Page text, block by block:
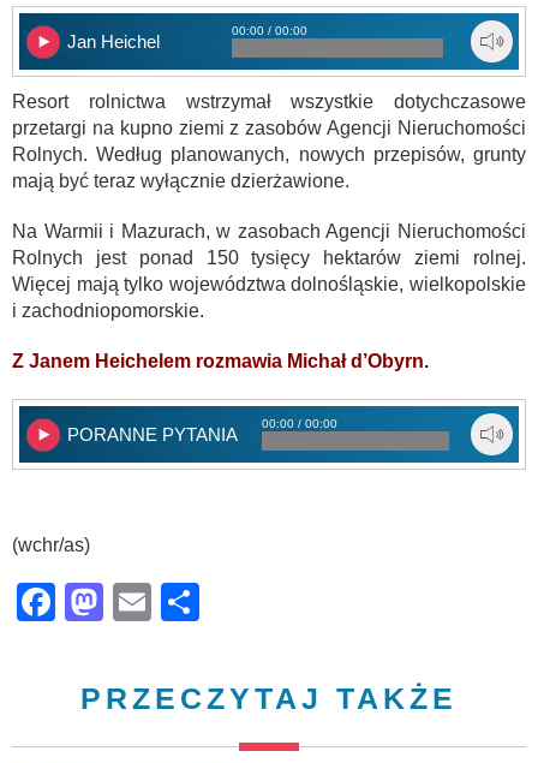
Jan Heichel
00:00 / 00:00
Resort rolnictwa wstrzymał wszystkie dotychczasowe
przetargi na kupno ziemi z zasobów Agencji Nieruchomości
Rolnych. Według planowanych, nowych przepisów, grunty
mają być teraz wyłącznie dzierżawione.
Na Warmii i Mazurach, w zasobach Agencji Nieruchomości
Rolnych jest ponad 150 tysięcy hektarów ziemi rolnej.
Więcej mają tylko województwa dolnośląskie, wielkopolskie
i zachodniopomorskie.
Z Janem Heichelem rozmawia Michał d’Obyrn.
PORANNE PYTANIA
00:00 / 00:00
(wchr/as)
Facebook
Mastodon
Email
PRZECZYTAJ TAKŻE